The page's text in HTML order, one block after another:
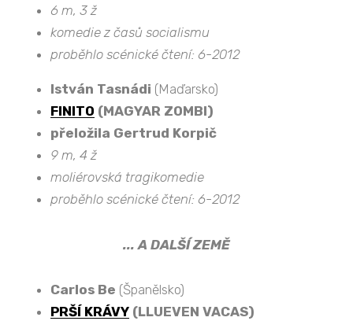
6 m, 3 ž
komedie z časů socialismu
proběhlo scénické čtení: 6-2012
István Tasnádi (Maďarsko)
FINITO (MAGYAR ZOMBI)
přeložila Gertrud Korpič
9 m, 4 ž
moliérovská tragikomedie
proběhlo scénické čtení: 6-2012
... A DALŠÍ ZEMĚ
Carlos Be (Španělsko)
PRŠÍ KRÁVY (LLUEVEN VACAS)